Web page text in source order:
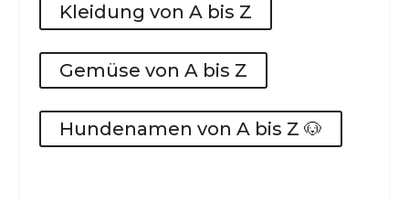
Kleidung von A bis Z
Gemüse von A bis Z
Hundenamen von A bis Z 🐶